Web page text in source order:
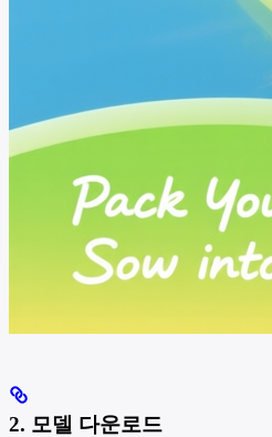
2. 모델 다운로드